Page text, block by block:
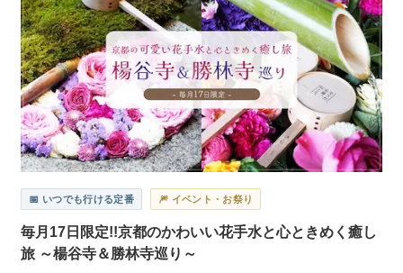
📅 いつでも行ける定番 🎆 イベント・お祭り
毎月17日限定!!京都のかわいい花手水と心ときめく癒し
旅 ～楊谷寺＆勝林寺巡り～